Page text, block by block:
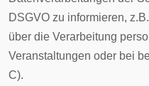
DSGVO zu informieren,
über die Verarbeitung
Veranstaltungen oder bei
C).